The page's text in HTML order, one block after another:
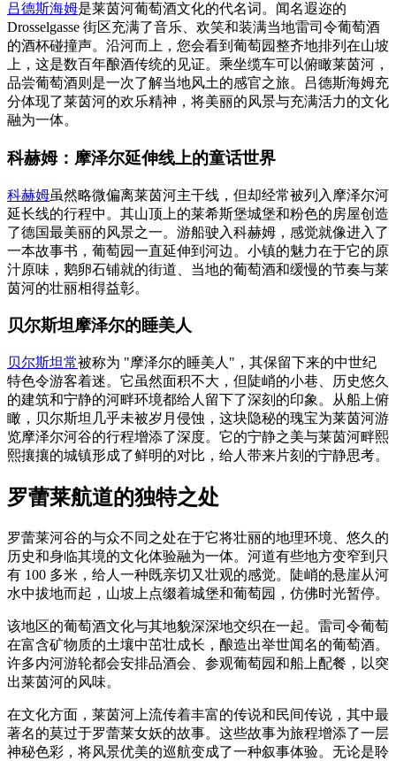
吕德斯海姆是莱茵河葡萄酒文化的代名词。闻名遐迩的
Drosselgasse 街区充满了音乐、欢笑和装满当地雷司令葡萄酒
的酒杯碰撞声。沿河而上，您会看到葡萄园整齐地排列在山坡
上，这是数百年酿酒传统的见证。乘坐缆车可以俯瞰莱茵河，
品尝葡萄酒则是一次了解当地风土的感官之旅。吕德斯海姆充
分体现了莱茵河的欢乐精神，将美丽的风景与充满活力的文化
融为一体。
科赫姆：摩泽尔延伸线上的童话世界
科赫姆虽然略微偏离莱茵河主干线，但却经常被列入摩泽尔河
延长线的行程中。其山顶上的莱希斯堡城堡和粉色的房屋创造
了德国最美丽的风景之一。游船驶入科赫姆，感觉就像进入了
一本故事书，葡萄园一直延伸到河边。小镇的魅力在于它的原
汁原味，鹅卵石铺就的街道、当地的葡萄酒和缓慢的节奏与莱
茵河的壮丽相得益彰。
贝尔斯坦摩泽尔的睡美人
贝尔斯坦常被称为 "摩泽尔的睡美人"，其保留下来的中世纪
特色令游客着迷。它虽然面积不大，但陡峭的小巷、历史悠久
的建筑和宁静的河畔环境都给人留下了深刻的印象。从船上俯
瞰，贝尔斯坦几乎未被岁月侵蚀，这块隐秘的瑰宝为莱茵河游
览摩泽尔河谷的行程增添了深度。它的宁静之美与莱茵河畔熙
熙攘攘的城镇形成了鲜明的对比，给人带来片刻的宁静思考。
罗蕾莱航道的独特之处
罗蕾莱河谷的与众不同之处在于它将壮丽的地理环境、悠久的
历史和身临其境的文化体验融为一体。河道有些地方变窄到只
有 100 多米，给人一种既亲切又壮观的感觉。陡峭的悬崖从河
水中拔地而起，山坡上点缀着城堡和葡萄园，仿佛时光暂停。
该地区的葡萄酒文化与其地貌深深地交织在一起。雷司令葡萄
在富含矿物质的土壤中茁壮成长，酿造出举世闻名的葡萄酒。
许多内河游轮都会安排品酒会、参观葡萄园和船上配餐，以突
出莱茵河的风味。
在文化方面，莱茵河上流传着丰富的传说和民间传说，其中最
著名的莫过于罗蕾莱女妖的故事。这些故事为旅程增添了一层
神秘色彩，将风景优美的巡航变成了一种叙事体验。无论是聆